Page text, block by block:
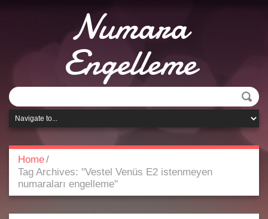
Numara
Engelleme
Home/
Tag Archives: "Vestel Venüs E2 istenmeyen
numaraları engelleme"